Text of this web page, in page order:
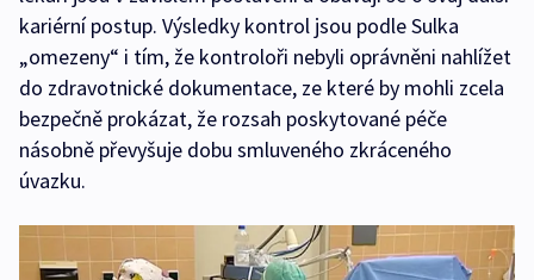
kariérní postup. Výsledky kontrol jsou podle Sulka
„omezeny“ i tím, že kontroloři nebyli oprávněni nahlížet
do zdravotnické dokumentace, ze které by mohli zcela
bezpečně prokázat, že rozsah poskytované péče
násobně převyšuje dobu smluveného zkráceného
úvazku.